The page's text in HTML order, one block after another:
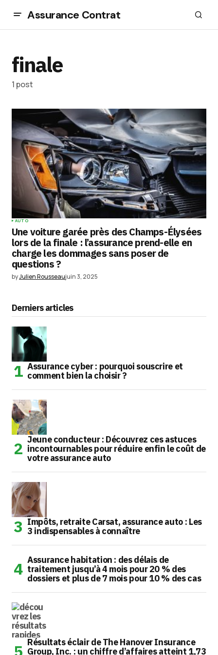
Assurance Contrat
finale
1 post
AUTO
Une voiture garée près des Champs-Élysées
lors de la finale : l’assurance prend-elle en
charge les dommages sans poser de
questions ?
byJulien Rousseaujuin 3, 2025
Derniers articles
Assurance cyber : pourquoi souscrire et
comment bien la choisir ?
Jeune conducteur : Découvrez ces astuces
incontournables pour réduire enfin le coût de
votre assurance auto
Impôts, retraite Carsat, assurance auto : Les
3 indispensables à connaître
Assurance habitation : des délais de
traitement jusqu’à 4 mois pour 20 % des
dossiers et plus de 7 mois pour 10 % des cas
Résultats éclair de The Hanover Insurance
Group, Inc. : un chiffre d’affaires atteint 1,73